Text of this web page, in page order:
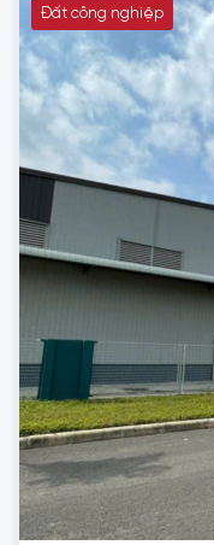
Đất công nghiệp